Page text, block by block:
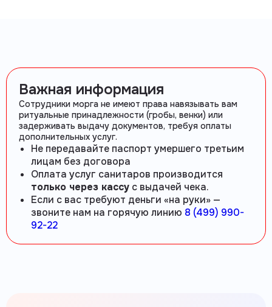
Важная информация
Сотрудники морга не имеют права навязывать вам
ритуальные принадлежности (гробы, венки) или
задерживать выдачу документов, требуя оплаты
дополнительных услуг.
Не передавайте паспорт умершего третьим
лицам без договора
Оплата услуг санитаров производится
только через кассу с выдачей чека.
Если с вас требуют деньги «на руки» —
звоните нам на горячую линию 8 (499) 990-
92-22